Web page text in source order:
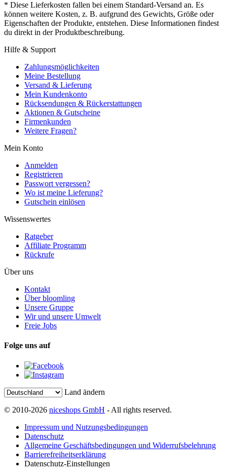
* Diese Lieferkosten fallen bei einem Standard-Versand an. Es
können weitere Kosten, z. B. aufgrund des Gewichts, Größe oder
Eigenschaften der Produkte, entstehen. Diese Informationen findest
du direkt in der Produktbeschreibung.
Hilfe & Support
Zahlungsmöglichkeiten
Meine Bestellung
Versand & Lieferung
Mein Kundenkonto
Rücksendungen & Rückerstattungen
Aktionen & Gutscheine
Firmenkunden
Weitere Fragen?
Mein Konto
Anmelden
Registrieren
Passwort vergessen?
Wo ist meine Lieferung?
Gutschein einlösen
Wissenswertes
Ratgeber
Affiliate Programm
Rückrufe
Über uns
Kontakt
Über bloomling
Unsere Gruppe
Wir und unsere Umwelt
Freie Jobs
Folge uns auf
Land ändern
© 2010-2026 niceshops GmbH - All rights reserved.
Impressum und Nutzungsbedingungen
Datenschutz
Allgemeine Geschäftsbedingungen und Widerrufsbelehrung
Barrierefreiheitserklärung
Datenschutz-Einstellungen